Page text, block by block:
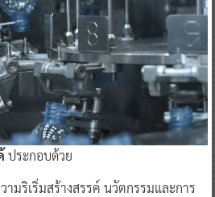
ประกอบด้วย
มริเริ่มสร้างสรรค์ นวัตกรรมและการ